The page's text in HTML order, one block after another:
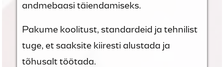
andmebaasi täiendamiseks.
Pakume koolitust, standardeid ja tehnilist
tuge, et saaksite kiiresti alustada ja
tõhusalt töötada.